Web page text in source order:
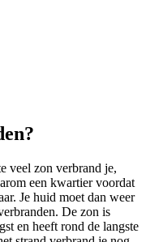
veel zon verbrand je,
een kwartier voordat
Je huid moet dan weer
De zon is
en heeft rond de langste